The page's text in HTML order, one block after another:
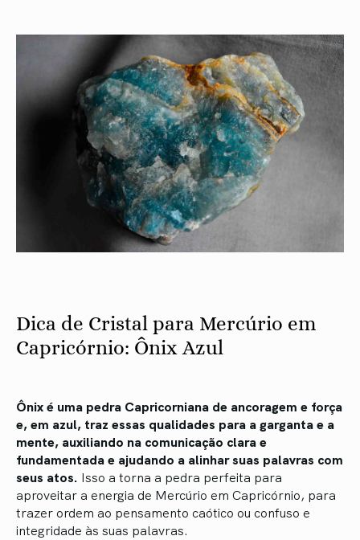
Dica de Cristal para Mercúrio em
Capricórnio: Ônix Azul
Ônix é uma pedra Capricorniana de ancoragem e força
e, em azul, traz essas qualidades para a garganta e a
mente, auxiliando na comunicação clara e
fundamentada e ajudando a alinhar suas palavras com
seus atos. Isso a torna a pedra perfeita para
aproveitar a energia de Mercúrio em Capricórnio, para
trazer ordem ao pensamento caótico ou confuso e
integridade às suas palavras.